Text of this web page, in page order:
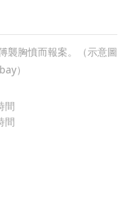
襲胸憤而報案。（示意圖
）
間
間